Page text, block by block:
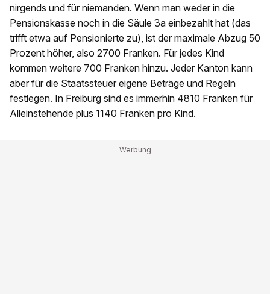
nirgends und für niemanden. Wenn man weder in die
Pensionskasse noch in die Säule 3a einbezahlt hat (das
trifft etwa auf Pensionierte zu), ist der maximale Abzug 50
Prozent höher, also 2700 Franken. Für jedes Kind
kommen weitere 700 Franken hinzu. Jeder Kanton kann
aber für die Staatssteuer eigene Beträge und Regeln
festlegen. In Freiburg sind es immerhin 4810 Franken für
Alleinstehende plus 1140 Franken pro Kind.